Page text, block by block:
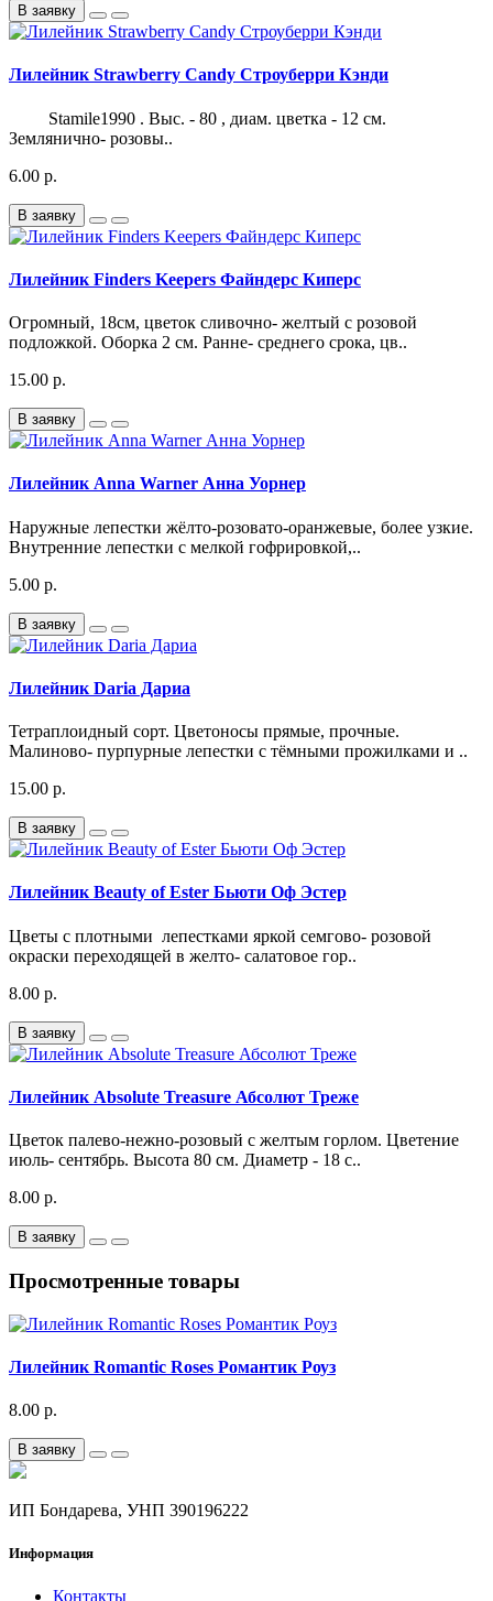
В заявку
Лилейник Strawberry Candy Строуберри Кэнди
Stamile1990 . Выс. - 80 , диам. цветка - 12 см.
Землянично- розовы..
6.00 р.
В заявку
Лилейник Finders Keepers Файндерс Киперс
Огромный, 18см, цветок сливочно- желтый с розовой
подложкой. Оборка 2 см. Ранне- среднего срока, цв..
15.00 р.
В заявку
Лилейник Anna Warner Анна Уорнер
Наружные лепестки жёлто-розовато-оранжевые, более узкие.
Внутренние лепестки с мелкой гофрировкой,..
5.00 р.
В заявку
Лилейник Daria Дариа
Тетраплоидный сорт. Цветоносы прямые, прочные.
Малиново- пурпурные лепестки с тёмными прожилками и ..
15.00 р.
В заявку
Лилейник Beauty of Ester Бьюти Оф Эстер
Цветы с плотными лепестками яркой семгово- розовой
окраски переходящей в желто- салатовое гор..
8.00 р.
В заявку
Лилейник Absolute Treasure Абсолют Треже
Цветок палево-нежно-розовый с желтым горлом. Цветение
июль- сентябрь. Высота 80 см. Диаметр - 18 с..
8.00 р.
В заявку
Просмотренные товары
Лилейник Romantic Roses Романтик Роуз
8.00 р.
В заявку
ИП Бондарева, УНП 390196222
Информация
Контакты